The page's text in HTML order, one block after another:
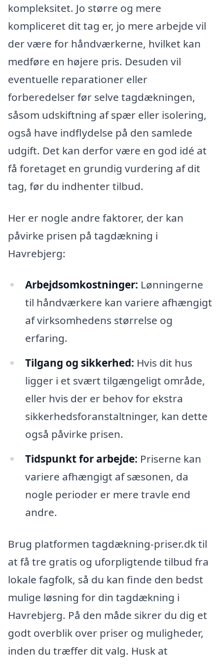
kompleksitet. Jo større og mere
kompliceret dit tag er, jo mere arbejde vil
der være for håndværkerne, hvilket kan
medføre en højere pris. Desuden vil
eventuelle reparationer eller
forberedelser før selve tagdækningen,
såsom udskiftning af spær eller isolering,
også have indflydelse på den samlede
udgift. Det kan derfor være en god idé at
få foretaget en grundig vurdering af dit
tag, før du indhenter tilbud.
Her er nogle andre faktorer, der kan
påvirke prisen på tagdækning i
Havrebjerg:
Arbejdsomkostninger: Lønningerne
til håndværkere kan variere afhængigt
af virksomhedens størrelse og
erfaring.
Tilgang og sikkerhed: Hvis dit hus
ligger i et svært tilgængeligt område,
eller hvis der er behov for ekstra
sikkerhedsforanstaltninger, kan dette
også påvirke prisen.
Tidspunkt for arbejde: Priserne kan
variere afhængigt af sæsonen, da
nogle perioder er mere travle end
andre.
Brug platformen tagdækning-priser.dk til
at få tre gratis og uforpligtende tilbud fra
lokale fagfolk, så du kan finde den bedst
mulige løsning for din tagdækning i
Havrebjerg. På den måde sikrer du dig et
godt overblik over priser og muligheder,
inden du træffer dit valg. Husk at